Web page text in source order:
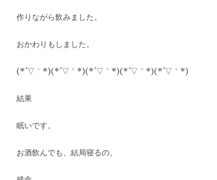
作りながら飲みました。
おかわりもしました。
(*´▽｀*)(*´▽｀*)(*´▽｀*)(*´▽｀*)(*´▽｀*)
結果
眠いです。
お酒飲んでも、結局寝るの。